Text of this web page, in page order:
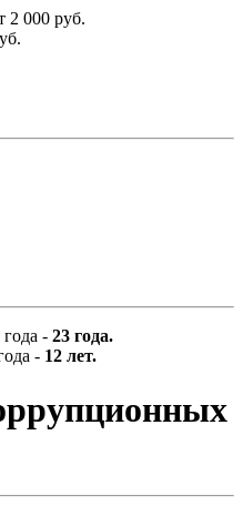
2 000 руб.
- 23 года.
- 12 лет.